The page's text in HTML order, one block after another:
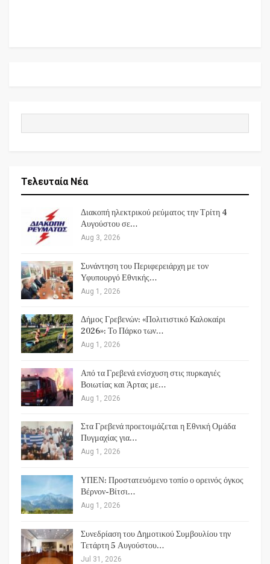
Τελευταία Νέα
Διακοπή ηλεκτρικού ρεύματος την Τρίτη 4
Αυγούστου σε…
Aug 3, 2026
Συνάντηση του Περιφερειάρχη με τον
Υφυπουργό Εθνικής…
Aug 1, 2026
Δήμος Γρεβενών: «Πολιτιστικό Καλοκαίρι
2026»: Το Πάρκο των…
Aug 1, 2026
Από τα Γρεβενά ενίσχυση στις πυρκαγιές
Βοιωτίας και Άρτας με…
Aug 1, 2026
Στα Γρεβενά προετοιμάζεται η Εθνική Ομάδα
Πυγμαχίας για…
Aug 1, 2026
ΥΠΕΝ: Προστατευόμενο τοπίο ο ορεινός όγκος
Βέρνον-Βίτσι…
Aug 1, 2026
Συνεδρίαση του Δημοτικού Συμβουλίου την
Τετάρτη 5 Αυγούστου…
Jul 31, 2026